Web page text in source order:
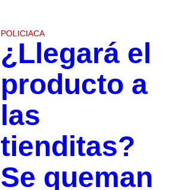
POLICIACA
¿Llegará el
producto a
las
tienditas?
Se queman